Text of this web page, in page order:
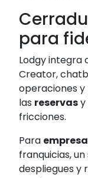
para
Lodgy integra
Creator,
operaciones y
las reservasy
fricciones.
Para
franquicias,
despliegues y